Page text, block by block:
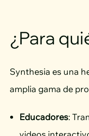
¿Para
Synthesia es una
amplia gama de
Educadores: